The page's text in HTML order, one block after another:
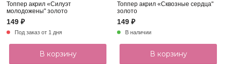
Топпер акрил «Силуэт
молодожены" золото
149 ₽
Под заказ от 1 дня
В корзину
Топпер акрил «Сквозные сердца"
золото
149 ₽
В наличии
В корзину